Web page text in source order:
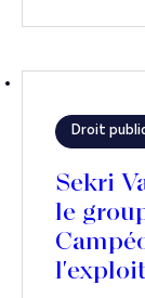
Droit
Sekri
le